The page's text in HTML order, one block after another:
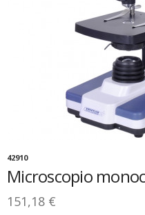
42910
Microscopio
151,18 €